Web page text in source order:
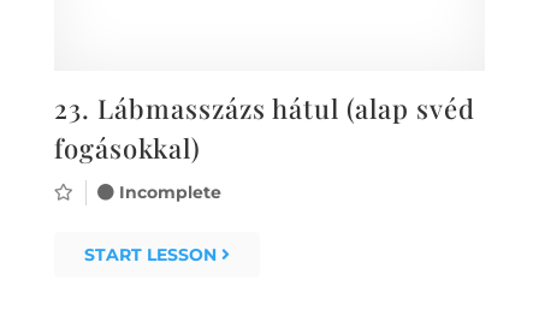
23. Lábmasszázs hátul (alap svéd
fogásokkal)
Incomplete
START LESSON